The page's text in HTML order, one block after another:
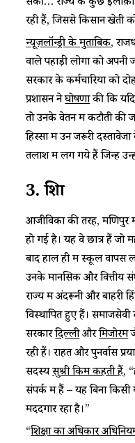
रही हैं, जिससे किसान खेती
न्यूज़लॉन्ड्री के मुताबिक,
वाले पहाड़ी लोगों को अपनी
सरकार के कर्मचारियों को
प्रशासन नेघोषणाकी कि
तो उनके वेतन में कटौती की
हिस्सों में उन जरूरी
तलाश में लग गये हैं जिन्हें
3.शिक्षा
आजीविका की तरह, मणिपुर
हो गई है। यह वे छात्र हैं जो
बाद हाल ही में स्कूल वापस
उनके मानसिक और वित्तीय
राज्य में अंदरूनी और
विस्थापित हुए हैं।
सरकारेंदिल्लीऔरमिजोरम
रही हैं। राहत और पुनर्वास
सदस्यसुश्री किम कहती हैं,
संपर्क में हैं – यह बिना
मददगार रहा है।”
“शिक्षा का अधिकार